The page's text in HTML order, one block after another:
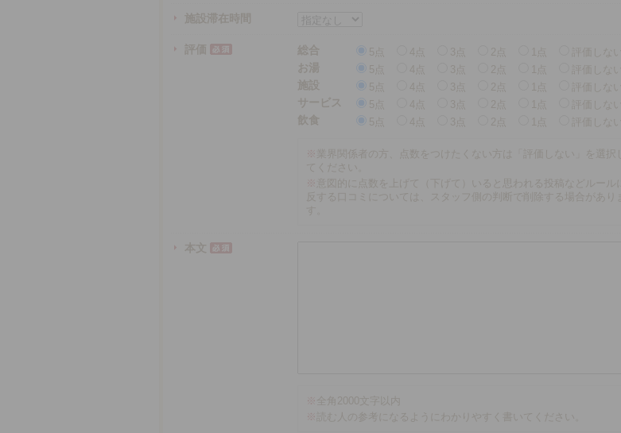
施設滞在時間
評価 総合 5点 3点 2点 1点
評価しない
お湯
5点 3点 2点 1点
評価しない
施設
5点 3点 2点 1点
評価しない
サービス
5点 3点 2点 1点
評価しない
飲食
5点 3点 2点 1点 評価しない
※ 業界関係者の方、点数をつけたくない方は「評価しない」を選択し
てください。
※ 意図的に点数を上げて（下げて）いると思われる投稿などルールに
反する口コミについては、スタッフ側の判断で削除する場合がありま
本文
※ 全角2000文字以内
※ 読む人の参考になるようにわかりやすく書いてください。